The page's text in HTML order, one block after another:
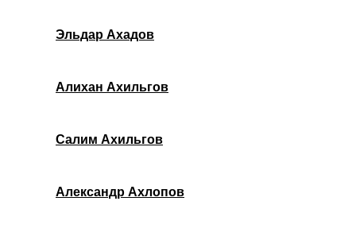
Эльдар Ахадов
Алихан Ахильгов
Салим Ахильгов
Александр Ахлопов